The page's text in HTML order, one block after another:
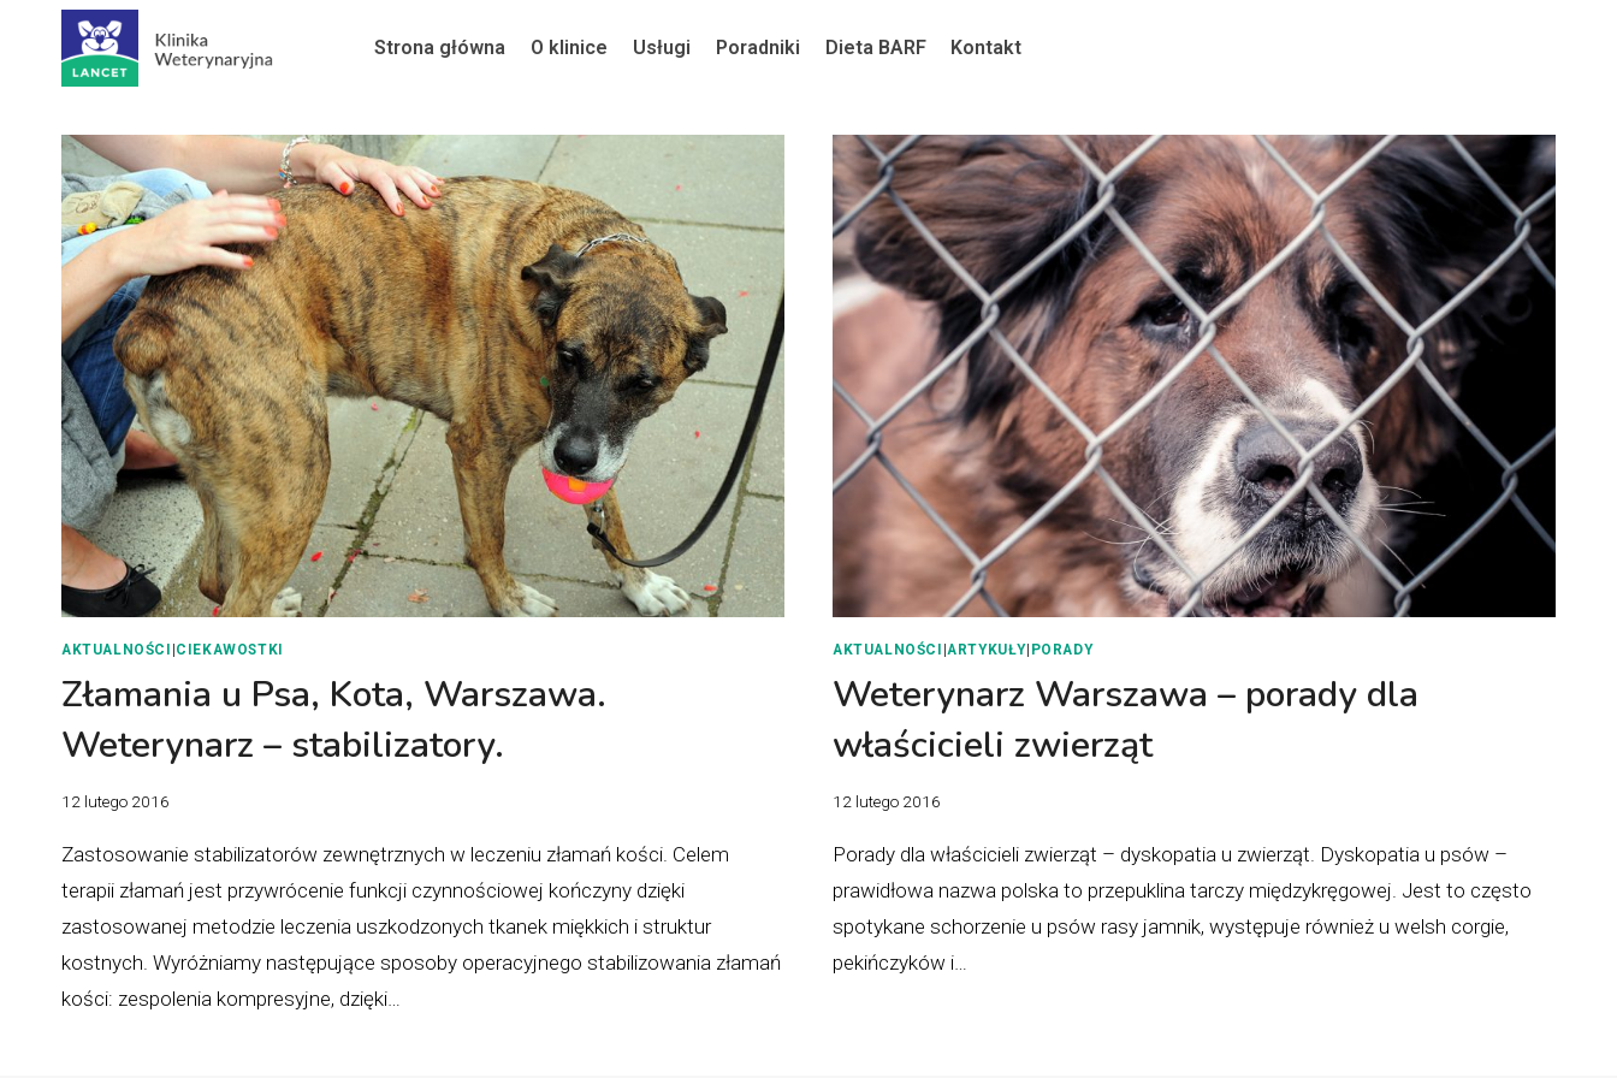
Przejdź
Strona główna O klinice Usługi Poradniki Dieta BARF Kontakt
AKTUALNOŚCI |CIEKAWOSTKI
Złamania u Psa, Kota, Warszawa.
Weterynarz – stabilizatory.
12 lutego 2016
Zastosowanie stabilizatorów zewnętrznych w leczeniu złamań kości. Celem
terapii złamań jest przywrócenie funkcji czynnościowej kończyny dzięki
zastosowanej metodzie leczenia uszkodzonych tkanek miękkich i struktur
kostnych. Wyróżniamy następujące sposoby operacyjnego stabilizowania złamań
kości: zespolenia kompresyjne, dzięki…
AKTUALNOŚCI |ARTYKUŁY| PORADY
Weterynarz Warszawa – porady dla
właścicieli zwierząt
12 lutego 2016
Porady dla właścicieli zwierząt – dyskopatia u zwierząt. Dyskopatia u psów –
prawidłowa nazwa polska to przepuklina tarczy międzykręgowej. Jest to często
spotykane schorzenie u psów rasy jamnik, występuje również u welsh corgie,
pekińczyków i…